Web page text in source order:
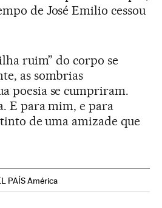
de José Emilio cessou
ruim” do corpo se
as sombrias
poesia se cumpriram.
E para mim, e para
de uma amizade que
PAÍS América